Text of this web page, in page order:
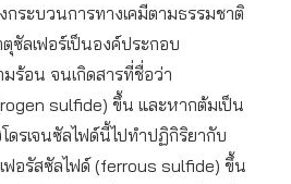
กระบวนการทางเคมีตามธรรมชาติ
ซัลเฟอร์เป็นองค์ประกอบ
ร้อน จนเกิดสารที่ชื่อว่า
sulfide) ขึ้น และหากต้มเป็น
ดรเจนซัลไฟด์นี้ไปทำปฏิกิริยากับ
เฟอรัสซัลไฟด์ (ferrous sulfide) ขึ้น